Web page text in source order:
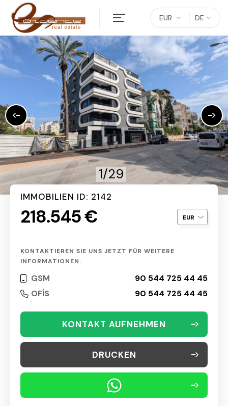
DE
EUR
1/29
IMMOBILIEN ID: 2142
218.545 €
KONTAKTIEREN SIE UNS JETZT FÜR WEITERE
INFORMATIONEN.
GSM
90 544 725 44 45
OFİS
90 544 725 44 45
KONTAKT AUFNEHMEN
DRUCKEN